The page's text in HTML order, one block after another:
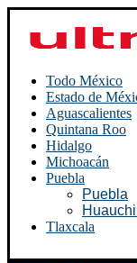
Todo México
Estado de
Aguascalientes
Quintana Roo
Hidalgo
Michoacán
Puebla
Puebla
Tlaxcala